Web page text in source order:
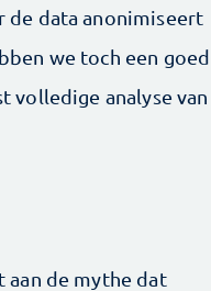
de data anonimiseert
we toch een goed
volledige analyse van
aan de mythe dat